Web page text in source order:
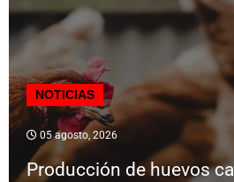
NOTICIAS
05 agosto, 2026
Producción de huevos